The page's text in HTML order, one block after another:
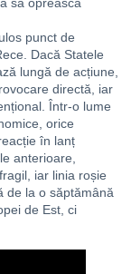
să oprească
punct de
Dacă Statele
lungă de acțiune,
directă, iar
Într-o lume
orice
în lanț
anterioare,
iar linia roșie
de la o săptămână
de Est, ci